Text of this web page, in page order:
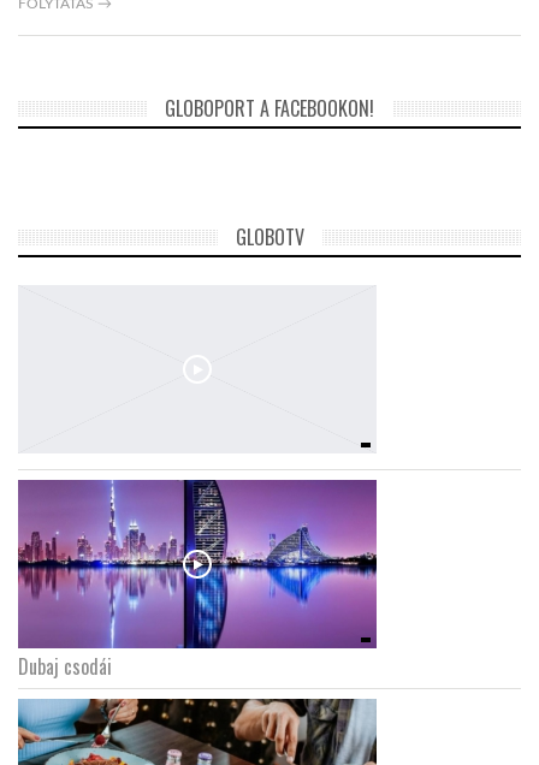
GLOBOTV BP
HÍR3D
GLOBOTV
LINKTR.EE
GLOBOZSARU
DOBRAVERO.HU
LATIMO.HU
FOLYTATÁS →
GLOBOPORT A FACEBOOKON!
GLOBOTV
Dubaj csodái